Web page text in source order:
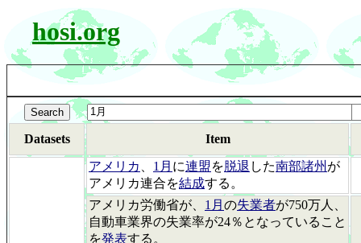
hosi.org
Datasets Item
アメリカ 1月 に連盟を脱退 した南部諸州 が
アメリカ連合を結成する。
アメリカ労働省が、 1月 の失業者が750万人、
自動車業界の失業率が24％となっていること
を発表する。